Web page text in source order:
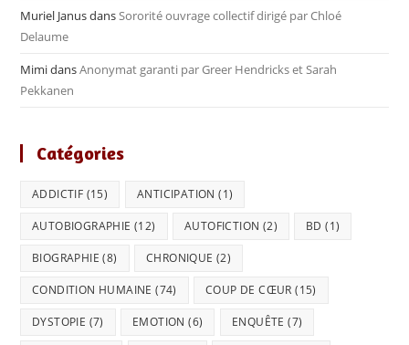
Muriel JanusdansSororité ouvrage collectif dirigé par Chloé
Delaume
MimidansAnonymat garanti par Greer Hendricks et Sarah
Pekkanen
Catégories
ADDICTIF (15) ANTICIPATION (1)
AUTOBIOGRAPHIE (12) AUTOFICTION (2) BD (1)
BIOGRAPHIE (8) CHRONIQUE (2)
CONDITION HUMAINE (74) COUP DE CŒUR (15)
DYSTOPIE (7) EMOTION (6) ENQUÊTE (7)